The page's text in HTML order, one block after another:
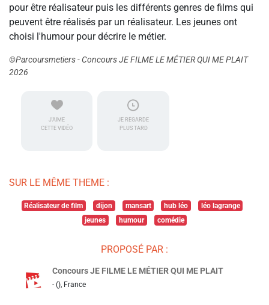
pour être réalisateur puis les différents genres de films qui
peuvent être réalisés par un réalisateur. Les jeunes ont
choisi l'humour pour décrire le métier.
©Parcoursmetiers - Concours JE FILME LE MÉTIER QUI ME PLAIT
2026
J'AIME
CETTE VIDÉO
JE REGARDE
PLUS TARD
SUR LE MÊME THEME :
Réalisateur de film dijon mansart hub léo
léo lagrange
jeunes
humour comédie
PROPOSÉ PAR :
Concours JE FILME LE MÉTIER QUI ME PLAIT
- (), France